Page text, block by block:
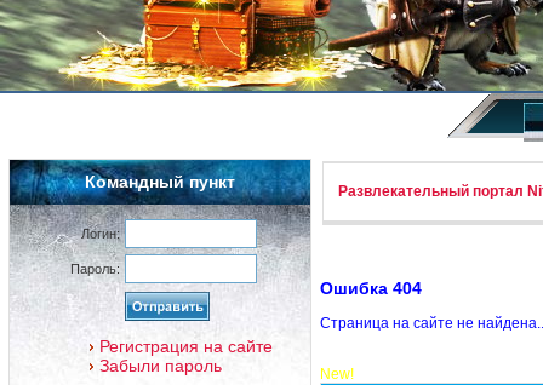
Командный пункт
Логин:
Пароль:
Регистрация на сайте
Забыли пароль
Развлекательный портал
Ошибка 404
Страница на сайте не
New!